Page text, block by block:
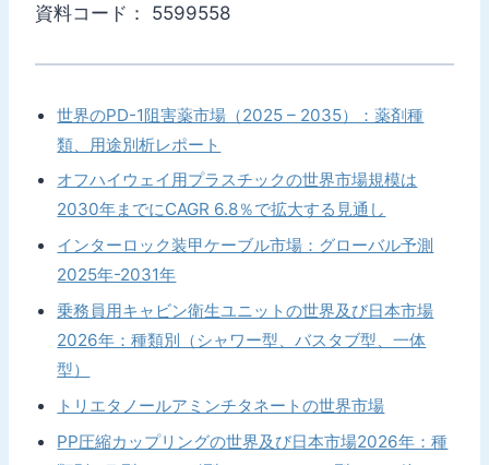
資料コード： 5599558
世界のPD-1阻害薬市場（2025 – 2035）：薬剤種
類、用途別析レポート
オフハイウェイ用プラスチックの世界市場規模は
2030年までにCAGR 6.8％で拡大する見通し
インターロック装甲ケーブル市場：グローバル予測
2025年-2031年
乗務員用キャビン衛生ユニットの世界及び日本市場
2026年：種類別（シャワー型、バスタブ型、一体
型）
トリエタノールアミンチタネートの世界市場
PP圧縮カップリングの世界及び日本市場2026年：種